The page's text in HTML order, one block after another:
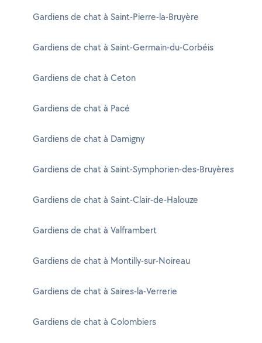
Gardiens de chat à Saint-Pierre-la-Bruyère
Gardiens de chat à Saint-Germain-du-Corbéis
Gardiens de chat à Ceton
Gardiens de chat à Pacé
Gardiens de chat à Damigny
Gardiens de chat à Saint-Symphorien-des-Bruyères
Gardiens de chat à Saint-Clair-de-Halouze
Gardiens de chat à Valframbert
Gardiens de chat à Montilly-sur-Noireau
Gardiens de chat à Saires-la-Verrerie
Gardiens de chat à Colombiers